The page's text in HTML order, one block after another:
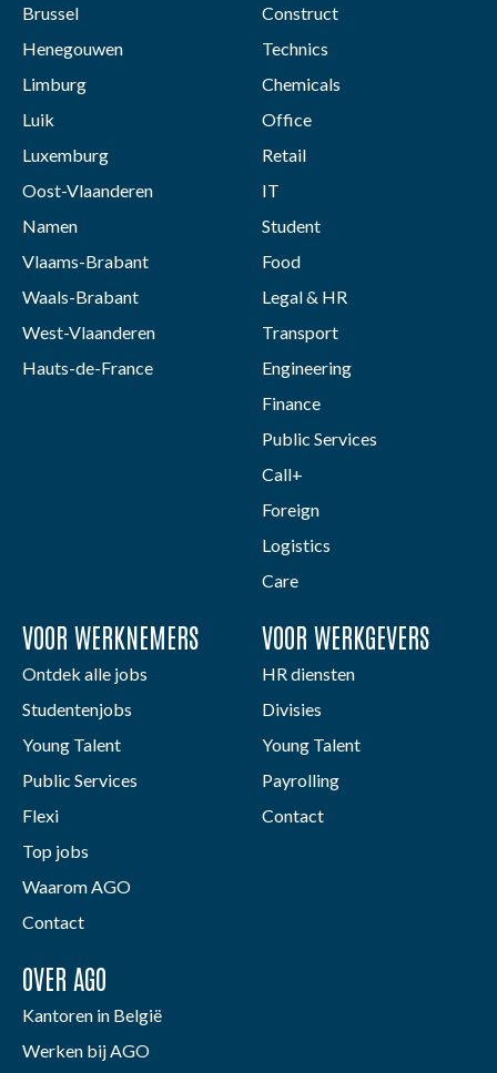
Brussel
Henegouwen
Limburg
Luik
Luxemburg
Oost-Vlaanderen
Namen
Vlaams-Brabant
Waals-Brabant
West-Vlaanderen
Hauts-de-France
Construct
Technics
Chemicals
Office
Retail
IT
Student
Food
Legal & HR
Transport
Engineering
Finance
Public Services
Call+
Foreign
Logistics
Care
VOOR WERKNEMERS
Ontdek alle jobs
Studentenjobs
Young Talent
Public Services
Flexi
Top jobs
Waarom AGO
Contact
VOOR WERKGEVERS
HR diensten
Divisies
Young Talent
Payrolling
Contact
OVER AGO
Kantoren in België
Werken bij AGO